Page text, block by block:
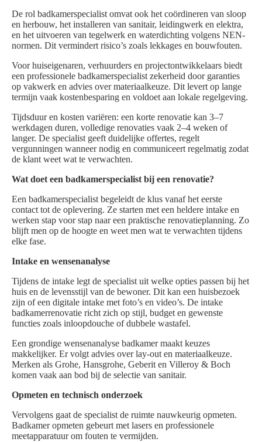
De rol badkamerspecialist omvat ook het coördineren van sloop
en herbouw, het installeren van sanitair, leidingwerk en elektra,
en het uitvoeren van tegelwerk en waterdichting volgens NEN-
normen. Dit vermindert risico’s zoals lekkages en bouwfouten.
Voor huiseigenaren, verhuurders en projectontwikkelaars biedt
een professionele badkamerspecialist zekerheid door garanties
op vakwerk en advies over materiaalkeuze. Dit levert op lange
termijn vaak kostenbesparing en voldoet aan lokale regelgeving.
Tijdsduur en kosten variëren: een korte renovatie kan 3–7
werkdagen duren, volledige renovaties vaak 2–4 weken of
langer. De specialist geeft duidelijke offertes, regelt
vergunningen wanneer nodig en communiceert regelmatig zodat
de klant weet wat te verwachten.
Wat doet een badkamerspecialist bij een renovatie?
Een badkamerspecialist begeleidt de klus vanaf het eerste
contact tot de oplevering. Ze starten met een heldere intake en
werken stap voor stap naar een praktische renovatieplanning. Zo
blijft men op de hoogte en weet men wat te verwachten tijdens
elke fase.
Intake en wensenanalyse
Tijdens de intake legt de specialist uit welke opties passen bij het
huis en de levensstijl van de bewoner. Dit kan een huisbezoek
zijn of een digitale intake met foto’s en video’s. De intake
badkamerrenovatie richt zich op stijl, budget en gewenste
functies zoals inloopdouche of dubbele wastafel.
Een grondige wensenanalyse badkamer maakt keuzes
makkelijker. Er volgt advies over lay-out en materiaalkeuze.
Merken als Grohe, Hansgrohe, Geberit en Villeroy & Boch
komen vaak aan bod bij de selectie van sanitair.
Opmeten en technisch onderzoek
Vervolgens gaat de specialist de ruimte nauwkeurig opmeten.
Badkamer opmeten gebeurt met lasers en professionele
meetapparatuur om fouten te vermijden.